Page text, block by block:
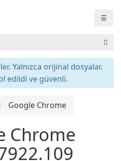
☰
Yalnızca orijinal dosyalar.
edildi ve güvenli.
Google Chrome
Chrome